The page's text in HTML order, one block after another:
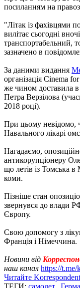
посиланням на
"Літак із фахівцями
вилітає сьогодні
транспортабельний,
зазначено в
За даними видання
організація Cinema
же чином доставила в
Петра Верзілова
2018 році).
При цьому невідомо,
Навального лікарі
Нагадаємо,
антикорупціонеру
що летів із Томська
коми.
Пізніше стан
звернувся до влади
Європу.
Свою допомогу з
Франція і Німеччина.
Новини від
наш канал https://t.me/
Читайте
ТЕГИ: самолет,